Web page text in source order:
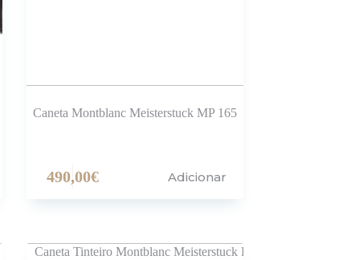
Caneta Montblanc Meisterstuck MP 165
490,00€ Adicionar